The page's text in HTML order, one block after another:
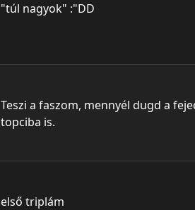
"túl nagyok" :"DD
Teszi a faszom, mennyél dugd a
topciba is.
első triplám